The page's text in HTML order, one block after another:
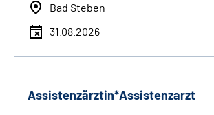
Bad Steben
31.08.2026
Assistenzärztin*Assistenzarzt